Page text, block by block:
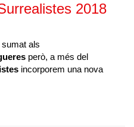
2018
sumat als
però, a més del
incorporem una nova